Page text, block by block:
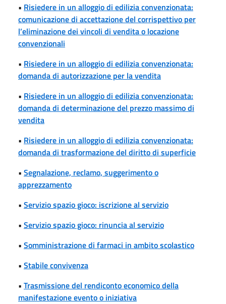
• Risiedere in un alloggio di edilizia convenzionata:
comunicazione di accettazione del corrispettivo per
l’eliminazione dei vincoli di vendita o locazione
convenzionali
• Risiedere in un alloggio di edilizia convenzionata:
domanda di autorizzazione per la vendita
• Risiedere in un alloggio di edilizia convenzionata:
domanda di determinazione del prezzo massimo di
vendita
• Risiedere in un alloggio di edilizia convenzionata:
domanda di trasformazione del diritto di superficie
• Segnalazione, reclamo, suggerimento o
apprezzamento
• Servizio spazio gioco: iscrizione al servizio
• Servizio spazio gioco: rinuncia al servizio
• Somministrazione di farmaci in ambito scolastico
• Stabile convivenza
• Trasmissione del rendiconto economico della
manifestazione evento o iniziativa